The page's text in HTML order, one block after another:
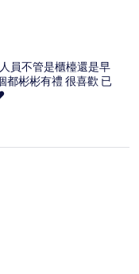
員不管是櫃檯還是早
都彬彬有禮 很喜歡 已